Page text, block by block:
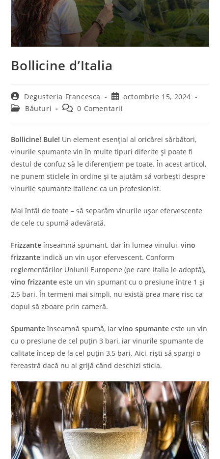
Bollicine d’Italia
Degusteria Francesca
octombrie 15, 2024
Băuturi
0 Comentarii
Bollicine! Bule! Un element esențial al oricărei sărbători,
vinurile spumante vin în multe tipuri diferite și poate fi
destul de confuz să le diferențiem pe toate. În acest articol,
ne punem sticlele în ordine și te ajutăm să vorbești despre
vinurile spumante italiene ca un profesionist.
Mai întâi de toate – să separăm vinurile ușor efervescente
de cele cu spumă adevărată.
Frizzanteînseamnă spumant, dar în lumea vinului,vino
frizzante indică un vin ușor efervescent. Conform
reglementărilor Uniunii Europene (pe care Italia le adoptă),
vino frizzante este un vin spumant cu o presiune între 1 și
2,5 bari. În termeni mai simpli, nu există prea mare risc ca
dopul să zboare prin cameră.
Spumanteînseamnă spumă, iarvino spumante este un vin
cu o presiune de cel puțin 3 bari, iar vinurile spumante de
calitate încep de la cel puțin 3,5 bari. Aici, riști să spargi o
fereastră dacă nu ai grijă când deschizi sticla.